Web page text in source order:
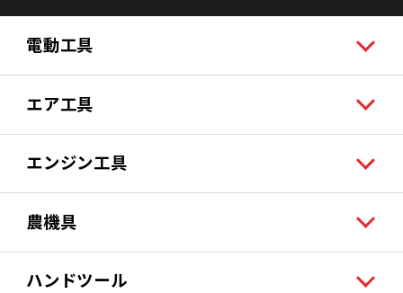
電動工具
エア工具
エンジン工具
農機具
ハンドツール